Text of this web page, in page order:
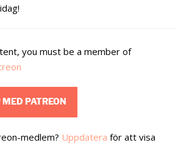
you must be a member of
PATREON
medlem? Uppdatera för att visa